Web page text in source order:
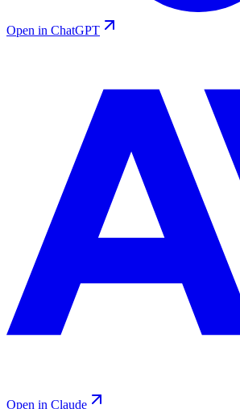
Open in ChatGPT
Open in Claude